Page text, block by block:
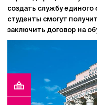
создать службу
студенты смогут
заключить договор на
деканатов освободятся